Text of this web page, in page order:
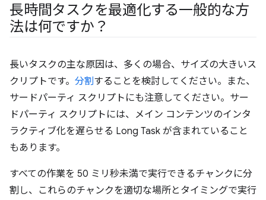
長時間タスクを最適化する一般的な方
法は何ですか？
長いタスクの主な原因は、多くの場合、サイズの大きいス
クリプトです。 分割 することを検討してください。また、
サードパーティ スクリプトにも注意してください。サー
ドパーティ スクリプトには、メイン コンテンツのインタ
ラクティブ化を遅らせる Long Task が含まれていること
もあります。
すべての作業を 50 ミリ秒未満で実行できるチャンクに分
割し、これらのチャンクを適切な場所とタイミングで実行